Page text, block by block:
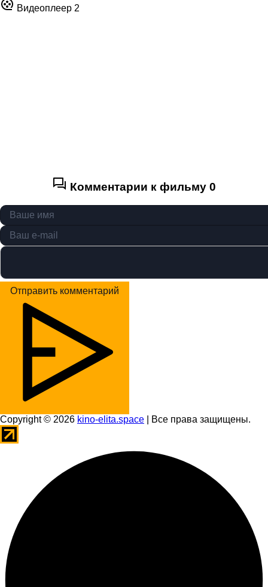
Видеоплеер 2
Комментарии к фильму 0
Отправить комментарий
Copyright © 2026 kino-elita.space | Все права защищены.